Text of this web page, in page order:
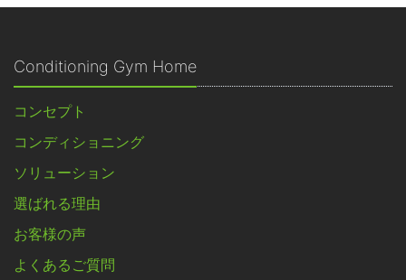
Conditioning Gym Home
コンセプト
コンディショニング
ソリューション
選ばれる理由
お客様の声
よくあるご質問